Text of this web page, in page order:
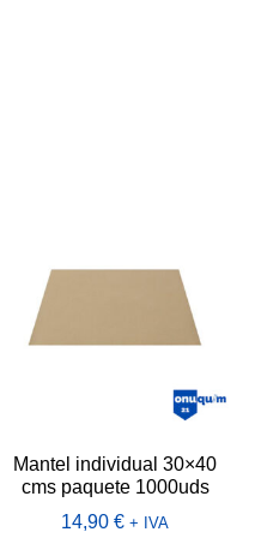
Mantel individual 30×40
cms paquete 1000uds
14,90 € + IVA